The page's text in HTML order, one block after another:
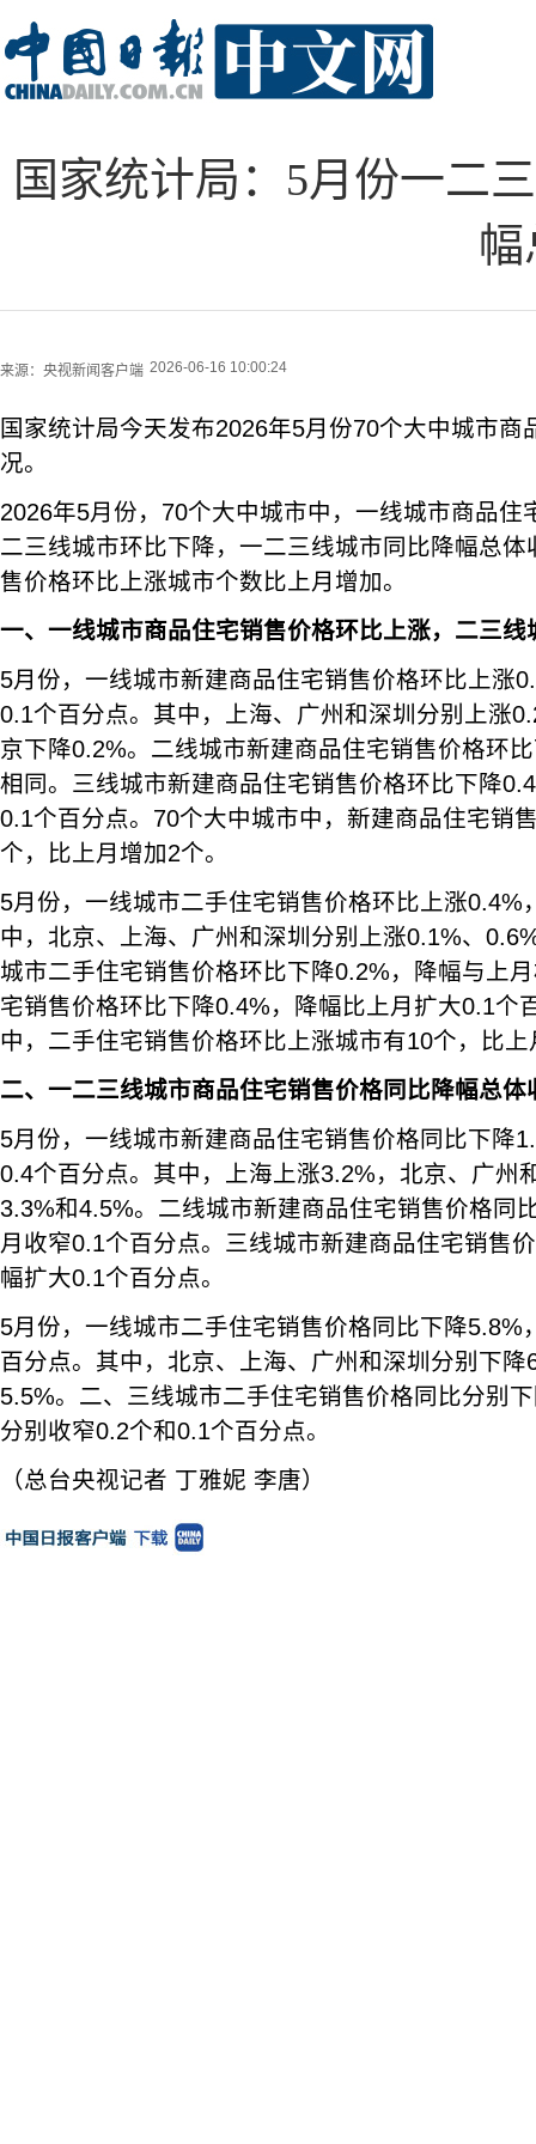
国家统计局：5月份一二
幅
来源： 央视新闻客户端 2026-06-16 10:00:24
国家统计局今天发布2026年5月份70个大中城市商
况。
2026年5月份，70个大中城市中，一线城市商品住
二三线城市环比下降，一二三线城市同比降幅总
售价格环比上涨城市个数比上月增加。
一、一线城市商品住宅销售价格环比上涨，二三线
5月份，一线城市新建商品住宅销售价格环比上涨
0.1个百分点。其中，上海、广州和深圳分别上涨
京下降0.2%。二线城市新建商品住宅销售价格环
相同。三线城市新建商品住宅销售价格环比下降
0.1个百分点。70个大中城市中，新建商品住宅销
个，比上月增加2个。
5月份，一线城市二手住宅销售价格环比上涨0.4%
中，北京、上海、广州和深圳分别上涨0.1%、
城市二手住宅销售价格环比下降0.2%，降幅与上
宅销售价格环比下降0.4%，降幅比上月扩大0.1个
中，二手住宅销售价格环比上涨城市有10个，比
二、一二三线城市商品住宅销售价格同比降幅总体
5月份，一线城市新建商品住宅销售价格同比下降
0.4个百分点。其中，上海上涨3.2%，北京、广州
3.3%和4.5%。二线城市新建商品住宅销售价格同
月收窄0.1个百分点。三线城市新建商品住宅销售
幅扩大0.1个百分点。
5月份，一线城市二手住宅销售价格同比下降5.8%
百分点。其中，北京、上海、广州和深圳分别下
5.5%。二、三线城市二手住宅销售价格同比分别
分别收窄0.2个和0.1个百分点。
（总台央视记者 丁雅妮 李唐）